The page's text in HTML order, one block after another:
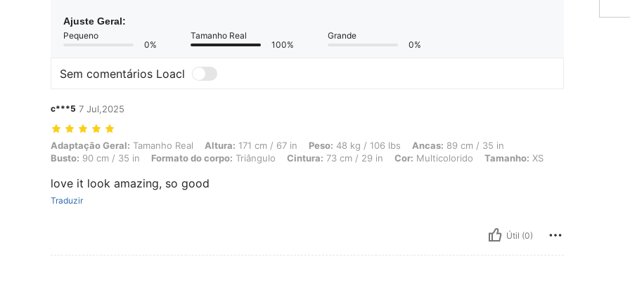
Ajuste Geral:
Pequeno
0%
Tamanho Real
100%
Grande
0%
Sem comentários Loacl
c***5 7 Jul,2025
Adaptação Geral: Tamanho Real, Altura: 171 cm / 67 in, Peso: 48 kg / 106 lbs, Ancas: 89 cm / 35 in, Busto: 90 cm / 35 in, Formato do corpo:
Adaptação Geral: Tamanho Real Altura: 171 cm / 67 in Peso: 48 kg / 106 lbs Ancas: 89 cm / 35 in
Busto: 90 cm / 35 in Formato do corpo: Triângulo Cintura: 73 cm / 29 in Cor: Multicolorido Tamanho: XS
love it look amazing, so good
Traduzir
Útil (0)